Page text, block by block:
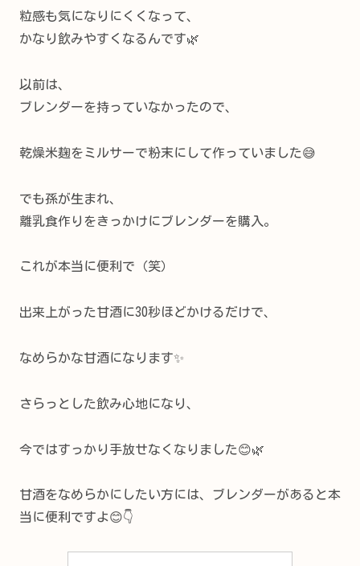
粒感も気になりにくくなって、
かなり飲みやすくなるんです🌿
以前は、
ブレンダーを持っていなかったので、
乾燥米麹をミルサーで粉末にして作っていました😅
でも孫が生まれ、
離乳食作りをきっかけにブレンダーを購入。
これが本当に便利で（笑）
出来上がった甘酒に30秒ほどかけるだけで、
なめらかな甘酒になります✨
さらっとした飲み心地になり、
今ではすっかり手放せなくなりました😊🌿
甘酒をなめらかにしたい方には、ブレンダーがあると本
当に便利ですよ😊👇